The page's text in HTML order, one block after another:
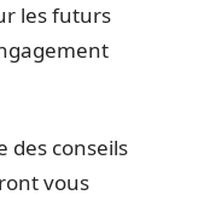
les futurs
des conseils
vous